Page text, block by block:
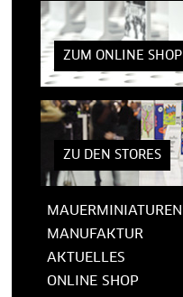
ZUM ONLINE SHOP
ZU DEN STORES
MAUERMINIATUREN
MANUFAKTUR
AKTUELLES
ONLINE SHOP